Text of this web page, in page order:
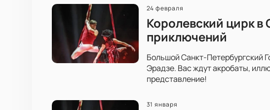
24 февраля
Королевский цирк в
приключений
Большой Санкт-Петербургский
Эрадзе. Вас ждут акробаты,
представление!
31 января